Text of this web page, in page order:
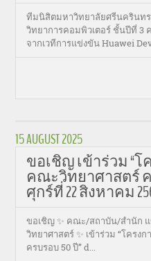
ทีมนิสิตมหาวิทยาลัยศรีนครินท
วิทยาการคอมพิวเตอร์ ชั้นปีที่ 3
จากเวทีการแข่งขัน Huawei
15 AUGUST 2025
ขอเชิญ เข้าร่วม “
คณะวิทยาศาสตร์ ค
ศุกร์ที่ 22 สิงหาคม
ขอเชิญ ✨ คณะ/สถาบัน/สำนัก
วิทยาศาสตร์ ✨ เข้าร่วม “โคร
ครบรอบ 50 ปี” ԁ...